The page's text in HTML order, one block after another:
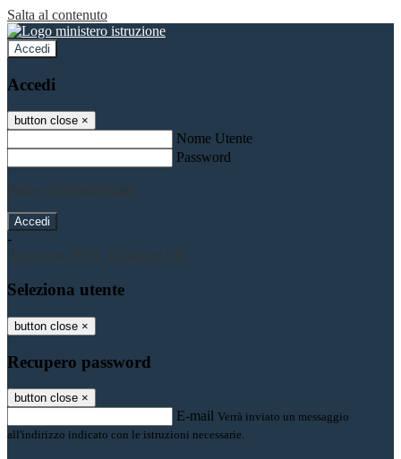
Salta al contenuto
Accedi
Accedi
button close ×
Nome Utente
Password
Password dimenticata?
-
Entra con SPID
Entra con CIE
Seleziona utente
button close ×
Recupero password
button close ×
E-mail Verrà inviato un messaggio
all'indirizzo indicato con le istruzioni necessarie.